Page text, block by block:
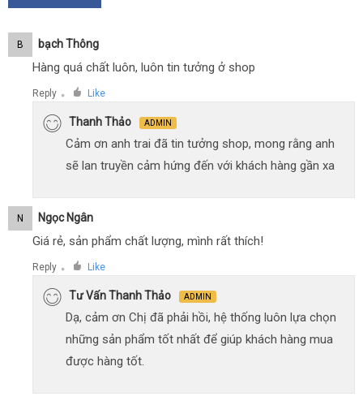
B Bạch Thông
Hàng quá chất luôn, luôn tin tưởng ở shop
Reply ● Like
Thanh Thảo ADMIN
Cảm ơn anh trai đã tin tưởng shop, mong rằng anh
sẽ lan truyền cảm hứng đến với khách hàng gần xa
N Ngọc Ngân
Giá rẻ, sản phẩm chất lượng, mình rất thích!
Reply ● Like
Tư Vấn Thanh Thảo ADMIN
Dạ, cảm ơn Chị đã phải hồi, hệ thống luôn lựa chọn
những sản phẩm tốt nhất để giúp khách hàng mua
được hàng tốt.